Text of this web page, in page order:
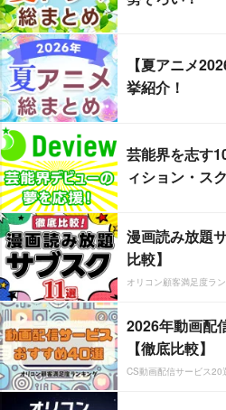
【夏アニメ
挙紹介！
芸能界を志す
ィション・ス
漫画読み放題
比較】
オリコン顧客満足度ラ
2026年動画配
【徹底比較】
CS動画配信サービス20